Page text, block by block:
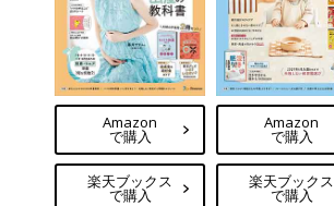
Amazon
で購入
楽天ブックス
で購入
Amazon
で購入
楽天ブックス
で購入